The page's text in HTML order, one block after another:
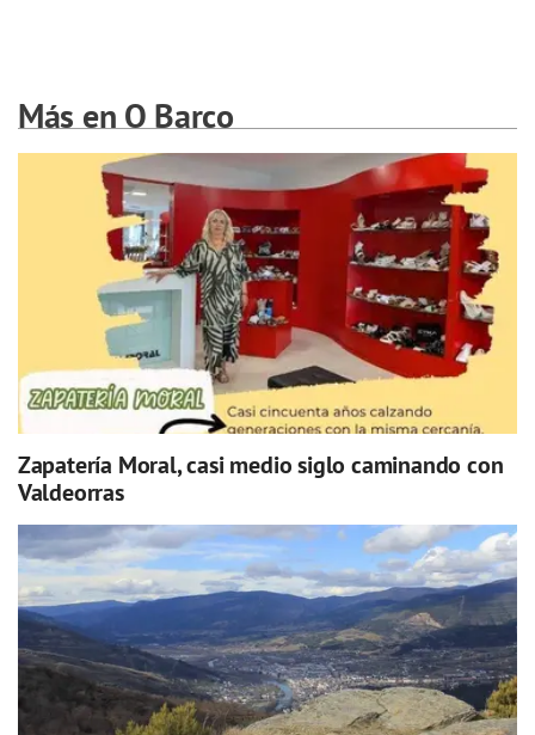
Más en O Barco
Zapatería Moral, casi medio siglo caminando con
Valdeorras